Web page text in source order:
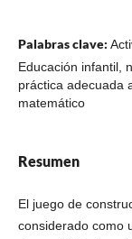
Palabras clave:
Educación infantil,
práctica adecuada
matemático
Resumen
El juego de
considerado como